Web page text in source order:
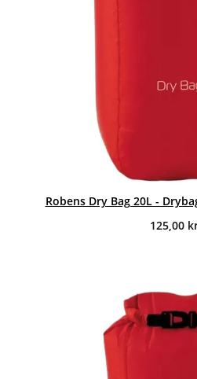
Robens Dry Bag 20L -
125,00